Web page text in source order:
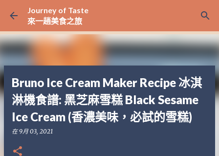
跳至主要內容
Journey of Taste
來一趟美食之旅
Bruno Ice Cream Maker Recipe 冰淇
淋機食譜: 黑芝麻雪糕 Black Sesame
Ice Cream (香濃美味，必試的雪糕)
在9月 03, 2021